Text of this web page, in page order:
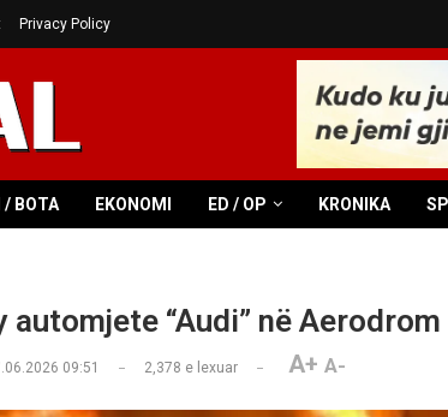
Privacy Policy
/ BOTA EKONOMI ED / OP KRONIKA
automjete “Audi” në
09:51 2,378 e lexuar A+ A-